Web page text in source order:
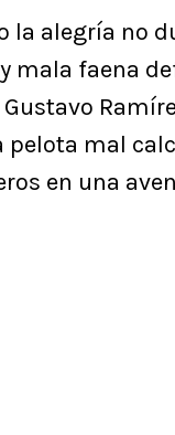
la alegría no
mala faena
pelota mal
en una